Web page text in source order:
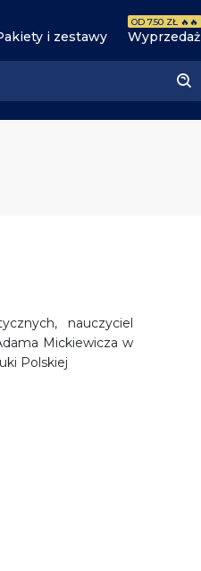
i zestawy Wyprzedaż
OD 7.50 ZŁ 🔥🔥
nauczyciel
Mickiewicza w
Polskiej